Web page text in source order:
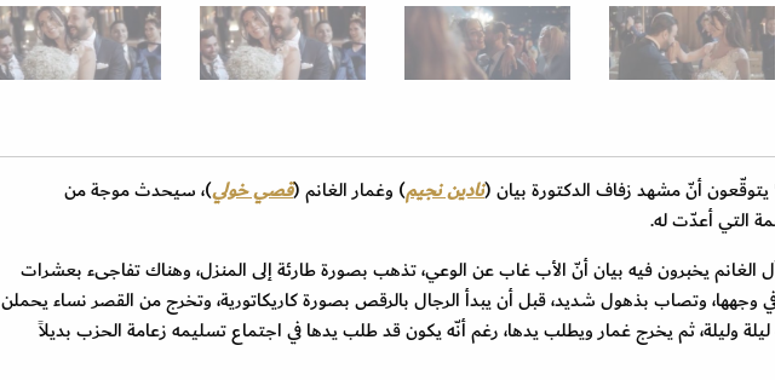
أنّ مشهد زفاف الدكتورة بيان (نادين نجيم) وغمار الغانم (قصي خولي)، سيحدث موجة من
التي أعدّت له.
الغانم يخبرون فيه بيان أنّ الأب غاب عن الوعي، تذهب بصورة طارئة إلى المنزل، وهناك تفاجىء بعشرات
وتصاب بذهول شديد، قبل أن يبدأ الرجال بالرقص بصورة كاريكاتورية، وتخرج من القصر نساء يحملن
وليلة، ثم يخرج غمار ويطلب يدها، رغم أنّه يكون قد طلب يدها في اجتماع تسليمه زعامة الحزب بديلاً